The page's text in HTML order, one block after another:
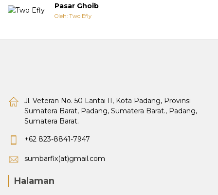
Pasar Ghoib
Oleh: Two Efly
Jl. Veteran No. 50 Lantai II, Kota Padang, Provinsi
Sumatera Barat, Padang, Sumatera Barat., Padang,
Sumatera Barat.
+62 823-8841-7947
sumbarfix(at)gmail.com
Halaman